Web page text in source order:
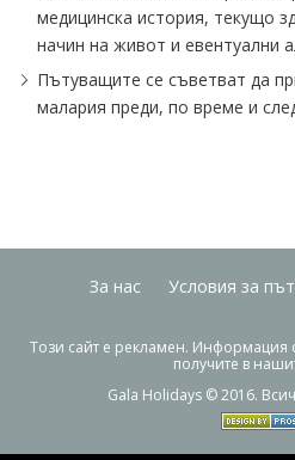
медицинска история, текущo
начин на живот и евентуални
Пътуващите се съветват да
малария преди, по време и
За нас Условия за
Този сайт е рекламен. Информация
получите в
Gala Holidays © 2016.